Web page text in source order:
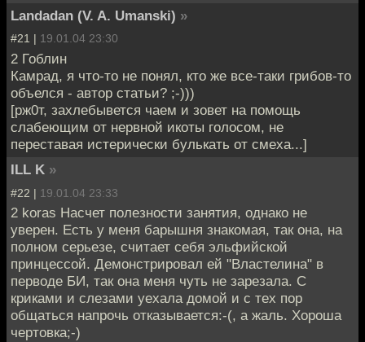
Landadan (V. A. Umanski) »
#21 | 19.01.04 23:30
2 Гоблин
Камрад, я что-то не понял, кто же все-таки грибов-то
объелся - автор статьи? ;-)))
[рж0т, захлебывется чаем и зовет на помощь
слабеющим от нервной икоты голосом, не
переставая истерически булькать от смеха...]
ILL K »
#22 | 19.01.04 23:33
2 koras Насчет полезности занятия, однако не
уверен. Есть у меня барышня знакомая, так она, на
полном серьезе, считает себя эльфийской
принцессой. Демонстрировал ей "Властелина" в
перводе БИ, так она меня чуть не зарезала. С
криками и слезами уехала домой и с тех пор
общаться напрочь отказывается:-(, а жаль. Хороша
чертовка;-)